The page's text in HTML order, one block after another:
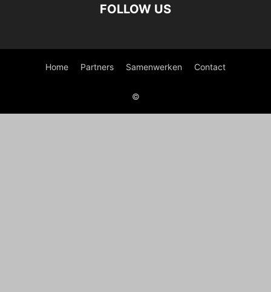
FOLLOW US
Home Partners Samenwerken Contact
©